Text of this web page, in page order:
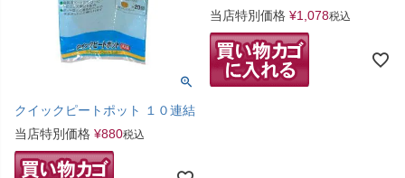
クイックピートポット １０連結
当店特別価格 ¥880税込
当店特別価格 ¥1,078税込